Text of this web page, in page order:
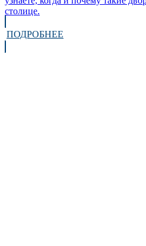
столице.
ПОДРОБНЕЕ